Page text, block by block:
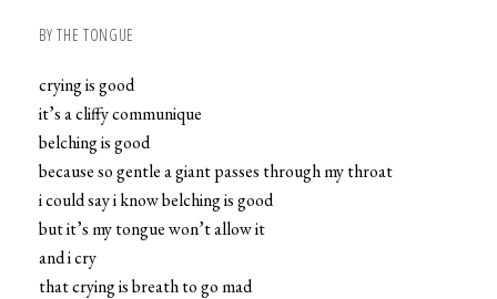
BY THE TONGUE
crying is good
it’s a cliffy communique
belching is good
because so gentle a giant passes through my throat
i could say i know belching is good
but it’s my tongue won’t allow it
and i cry
that crying is breath to go mad